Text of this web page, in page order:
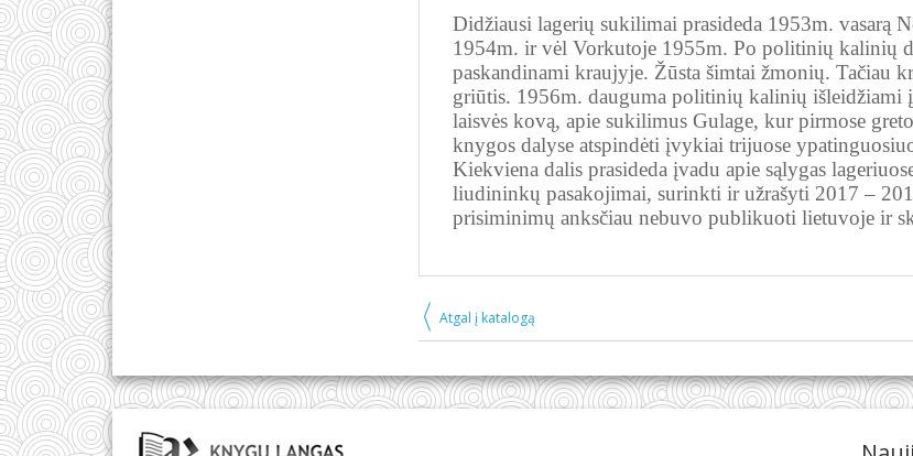
Didžiausi lagerių sukilimai prasideda 1953m. vasarą
1954m. ir vėl Vorkutoje 1955m. Po politinių kalinių
paskandinami kraujyje. Žūsta šimtai žmonių. Tačiau
griūtis. 1956m. dauguma politinių kalinių išleidžiami
laisvės kovą, apie sukilimus Gulage, kur pirmose
knygos dalyse atspindėti įvykiai trijuose
Kiekviena dalis prasideda įvadu apie sąlygas
liudininkų pasakojimai, surinkti ir užrašyti 2017 –
prisiminimų anksčiau nebuvo publikuoti lietuvoje ir
Atgal į katalogą